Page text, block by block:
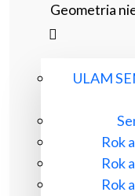
Geometria
ULAM
Rok
Rok
Rok